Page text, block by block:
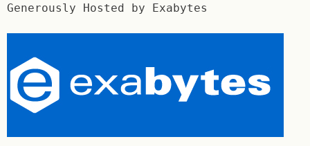
Generously Hosted by Exabytes